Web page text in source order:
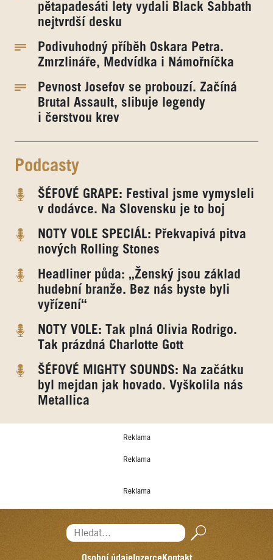
pětapadesáti lety vydali Black Sabbath
nejtvrdší desku
Podivuhodný příběh Oskara Petra.
Zmrzlináře, Medvídka i Námořníčka
Pevnost Josefov se probouzí. Začíná
Brutal Assault, slibuje legendy
i čerstvou krev
Podcasty
ŠÉFOVÉ GRAPE: Festival jsme vymysleli
v dodávce. Na Slovensku je to boj
NOTY VOLE SPECIÁL: Překvapivá pitva
nových Rolling Stones
Headliner půda: „Ženský jsou základ
hudební branže. Bez nás byste byli
vyřízení“
NOTY VOLE: Tak plná Olivia Rodrigo.
Tak prázdná Charlotte Gott
ŠÉFOVÉ MIGHTY SOUNDS: Na začátku
byl mejdan jak hovado. Vyškolila nás
Metallica
Reklama
Reklama
Reklama
Hledat...